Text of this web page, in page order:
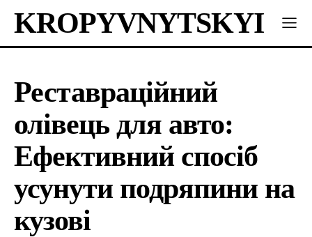
KROPYVNYTSKYI
Реставраційний
олівець для авто:
Ефективний спосіб
усунути подряпини на
кузові